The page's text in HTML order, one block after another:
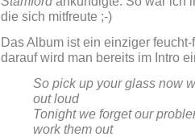
die sich mitfreute ;-)
Das Album ist ein einziger
darauf wird man bereits im Intro
So pick up your glass now
out loud
Tonight we forget our
work them out